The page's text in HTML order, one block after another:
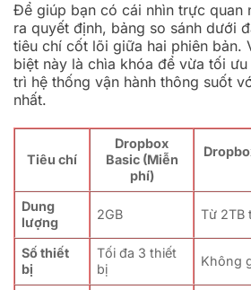
Để giúp bạn có cái nhìn trực quan
ra quyết định, bảng so sánh dưới
tiêu chí cốt lõi giữa hai phiên bản.
biệt này là chìa khóa để vừa tối
trì hệ thống vận hành thông suốt
nhất.
Tiêu chí
Dropbox
Basic (Miễn
phí)
Dung
lượng
2GB Từ 2TB
Số thiết
bị
Tối đa 3 thiết
bị
Không